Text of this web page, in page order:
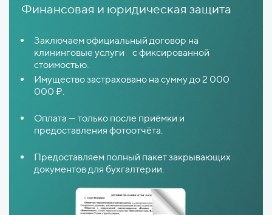
Финансовая и юридическая защита
Заключаем официальный договор на
клининговые услуги с фиксированной
стоимостью.
Имущество застраховано на сумму до 2 000
000 ₽.
Оплата — только после приёмки и
предоставления фотоотчёта.
Предоставляем полный пакет закрывающих
документов для бухгалтерии.